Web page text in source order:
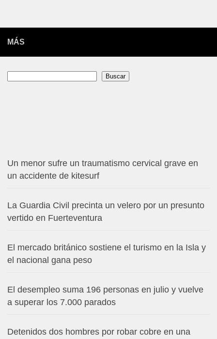
MÁS
Buscar
Un menor sufre un traumatismo cervical grave en
un accidente de kitesurf
La Guardia Civil precinta un velero por un presunto
vertido en Fuerteventura
El mercado británico sostiene el turismo en la Isla y
el nacional gana peso
El desempleo suma 196 personas en julio y vuelve
a superar los 7.000 parados
Detenidos dos hombres por robar cobre en una